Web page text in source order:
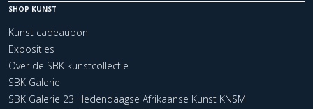
SHOP KUNST
Kunst cadeaubon
Exposities
Over de SBK kunstcollectie
SBK Galerie
SBK Galerie 23 Hedendaagse Afrikaanse Kunst KNSM